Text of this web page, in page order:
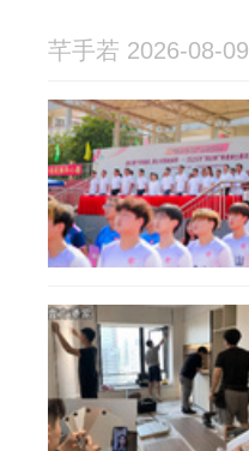
芊手若 2026-08-09